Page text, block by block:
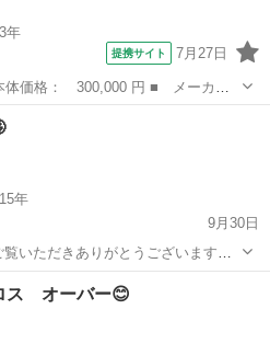
年
提携サイト 7月27日
ワゴン ■ グレード名： ＸＳ
ホワイトルーフ ナビＴＶ Ｂｌｕ
年
9月30日
いただきありがとうございます！
店舗目、オトロン最北端のお店とし
の日が続きま
ス オーバー😊